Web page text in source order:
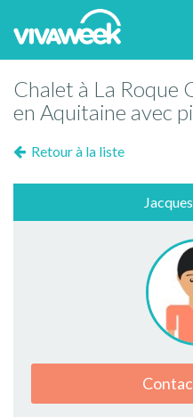
Chalet à La Roque
en Aquitaine avec
Retour à la liste
Jacques